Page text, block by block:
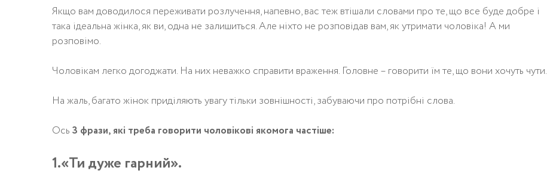
Якщо вам доводилося переживати розлучення, напевно, вас теж втішали словами про те, що все буде добре і
така ідеальна жінка, як ви, одна не залишиться. Але ніхто не розповідав вам, як утримати чоловіка! А ми
розповімо.
Чоловікам легко догоджати. На них неважко справити враження. Головне – говорити їм те, що вони хочуть чути.
На жаль, багато жінок приділяють увагу тільки зовнішності, забуваючи про потрібні слова.
Ось 3 фрази, які треба говорити чоловікові якомога частіше:
1.«Ти дуже гарний».